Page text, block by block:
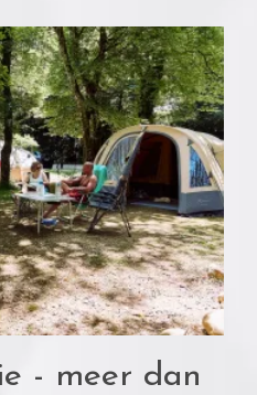
- meer dan